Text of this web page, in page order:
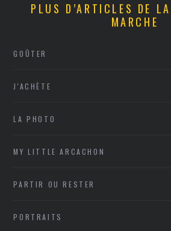
PLUS D’ARTICLES DE
MARCHE
GOÛTER
J'ACHÈTE
LA PHOTO
MY LITTLE ARCACHON
PARTIR OU RESTER
PORTRAITS